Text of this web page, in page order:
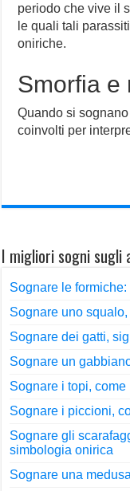
periodo che vive il
le quali tali
oniriche.
Smorfia e
Quando si
coinvolti per
I migliori sogni sugli
Sognare le
Sognare uno
Sognare dei gatti,
Sognare un
Sognare i topi,
Sognare i piccioni,
Sognare gli
simbologia onirica
Sognare una